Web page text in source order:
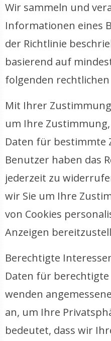
Wir sammeln und
Informationen eines
der Richtlinie
basierend auf
folgenden
Mit Ihrer
um Ihre
Daten für bestimmte
Benutzer haben das
jederzeit zu
wir Sie um Ihre
von Cookies
Anzeigen
Berechtigte
Daten für
wenden
an, um Ihre
bedeutet, dass wir